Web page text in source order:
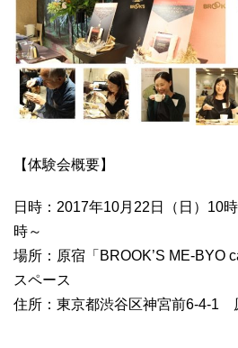
【体験会概要】
日時：2017年10月22日（日）10
時～
場所：原宿「BROOK’S ME-BYO
スペース
住所：東京都渋谷区神宮前6-4-1